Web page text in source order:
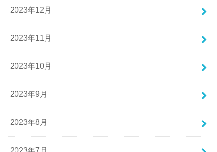
2023年12月
2023年11月
2023年10月
2023年9月
2023年8月
2023年7月